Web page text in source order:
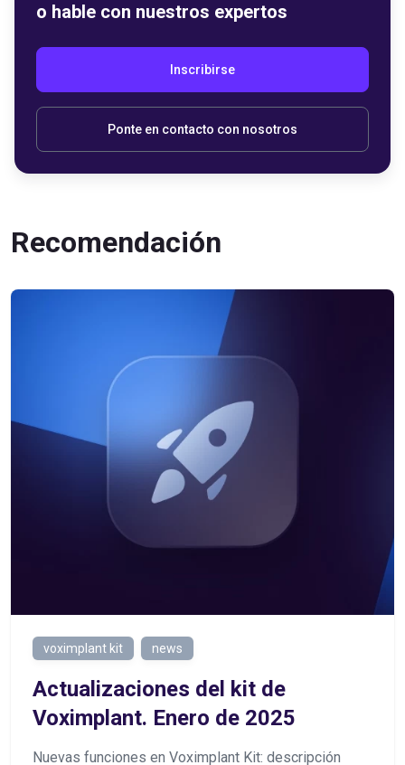
o hable con nuestros expertos
Inscribirse
Ponte en contacto con nosotros
Recomendación
voximplant kit news
Actualizaciones del kit de
Voximplant. Enero de 2025
Nuevas funciones en Voximplant Kit: descripción